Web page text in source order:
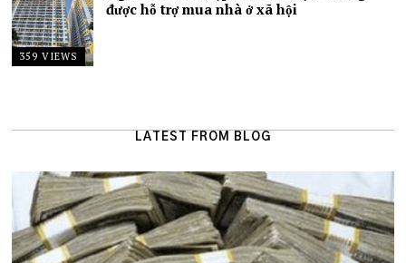
359 VIEWS
được hỗ trợ mua nhà ở xã hội
LATEST FROM BLOG